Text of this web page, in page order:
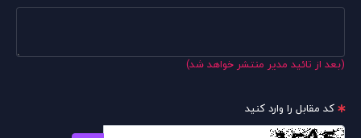
(بعد از تائید مدیر منتشر خواهد شد)
کد مقابل را وارد کنید